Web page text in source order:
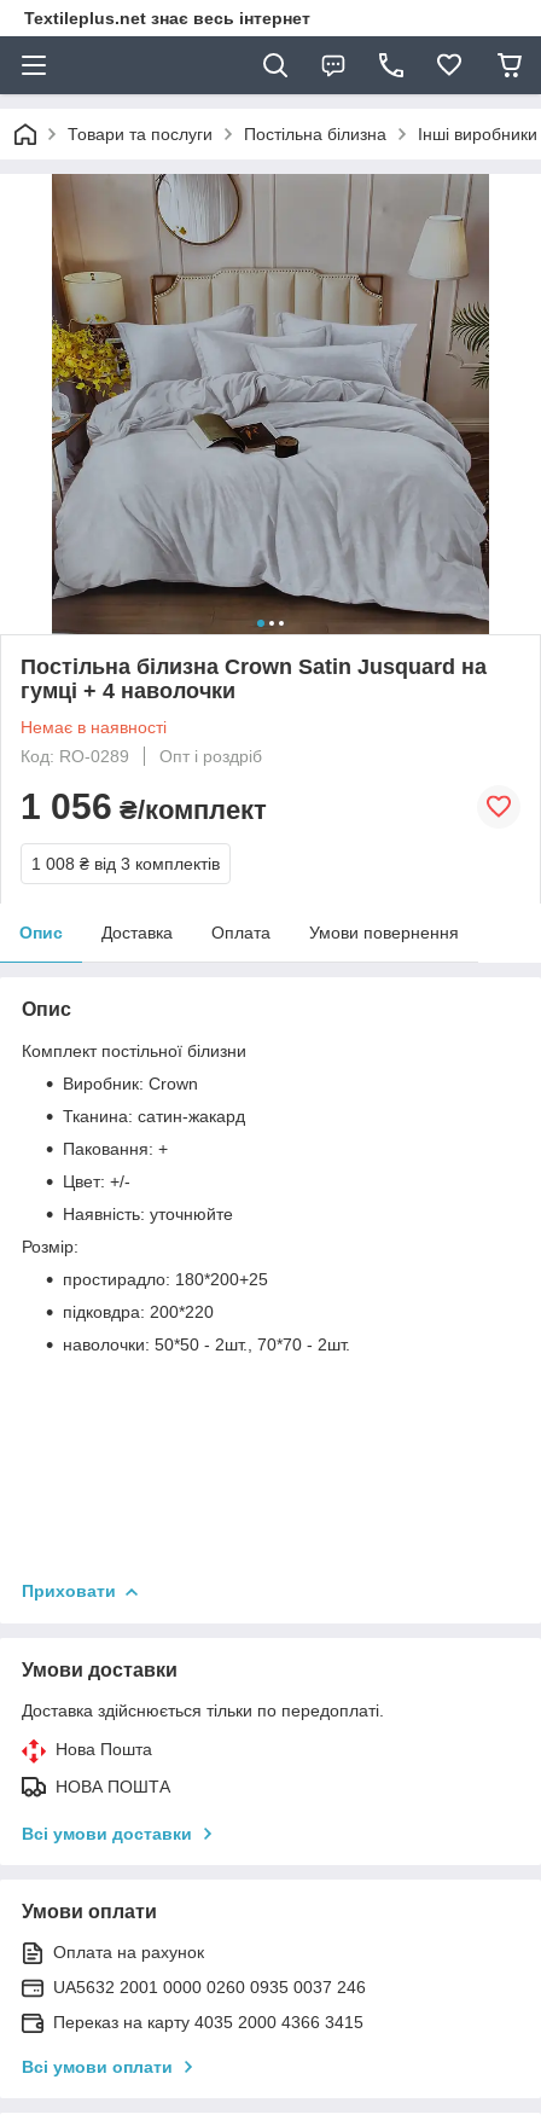
Textileplus.net знає весь інтернет
Товари та послуги Постільна білизна Інші виробники
Постільна білизна Crown Satin Jusquard на
гумці + 4 наволочки
Немає в наявності
Код: RO-0289
Опт і роздріб
1 056 ₴/комплект
1 008 ₴ від 3 комплектів
Опис Доставка Оплата Умови повернення
Опис
Комплект постільної білизни
Виробник: Crown
Тканина: сатин-жакард
Паковання: +
Цвет: +/-
Наявність: уточнюйте
Розмір:
простирадло: 180*200+25
підковдра: 200*220
наволочки: 50*50 - 2шт., 70*70 - 2шт.
Приховати
Умови доставки
Доставка здійснюється тільки по передоплаті.
Нова Пошта
НОВА ПОШТА
Всі умови доставки
Умови оплати
Оплата на рахунок
UA5632 2001 0000 0260 0935 0037 246
Переказ на карту 4035 2000 4366 3415
Всі умови оплати